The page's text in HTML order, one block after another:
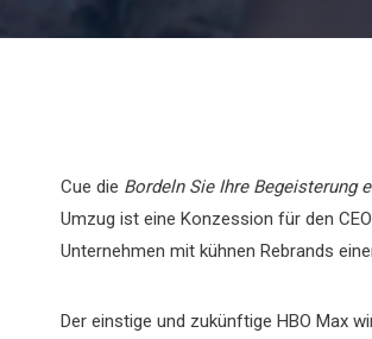
Cue die Bordeln Sie Ihre Begeisterung
Umzug ist eine Konzession für den
Unternehmen mit kühnen Rebrands
Der einstige und zukünftige HBO Max